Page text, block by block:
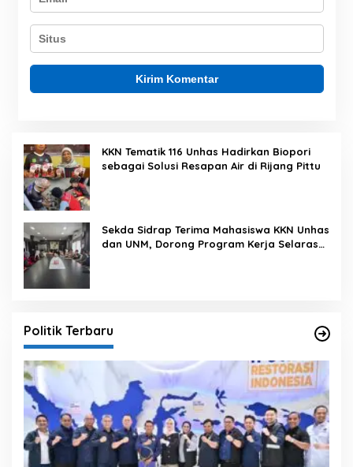
KKN Tematik 116 Unhas Hadirkan Biopori
sebagai Solusi Resapan Air di Rijang Pittu
Sekda Sidrap Terima Mahasiswa KKN Unhas
dan UNM, Dorong Program Kerja Selaras
Politik Terbaru